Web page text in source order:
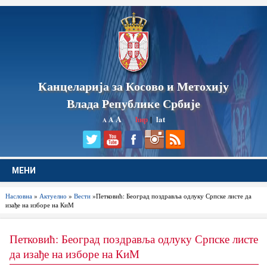
Канцеларија за Косово и Метохију
Влада Републике Србије
A AA ћир|lat
МЕНИ
Насловна» Актуелно » Вести»Петковић: Београд поздравља одлуку Српске листе да
изађе на изборе на КиМ
Петковић: Београд поздравља одлуку Српске листе
да изађе на изборе на КиМ